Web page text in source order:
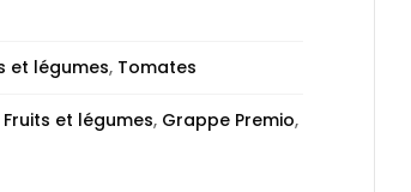
et légumes, Tomates
Fruits et légumes, Grappe Premio,